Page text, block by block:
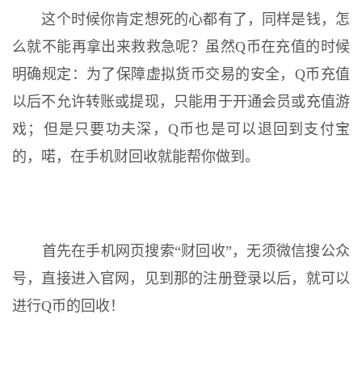
这个时候你肯定想死的心都有了，同样是钱，怎
么就不能再拿出来救救急呢？虽然Q币在充值的时候
明确规定：为了保障虚拟货币交易的安全，Q币充值
以后不允许转账或提现，只能用于开通会员或充值游
戏；但是只要功夫深，Q币也是可以退回到支付宝
的，喏，在手机财回收就能帮你做到。
首先在手机网页搜索“财回收”，无须微信搜公众
号，直接进入官网，见到那的注册登录以后，就可以
进行Q币的回收！